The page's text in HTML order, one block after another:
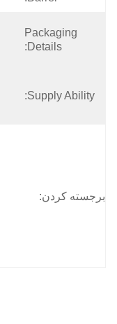
Packaging
Details:
Supply Ability:
برجسته کردن: